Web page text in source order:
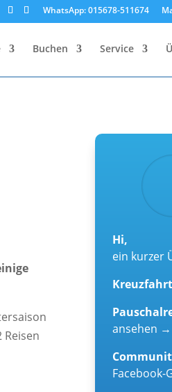
WhatsApp: 015678-511674
Buchen Service
Hi,
ein kurzer
Kreuzfahrt
ansehen →